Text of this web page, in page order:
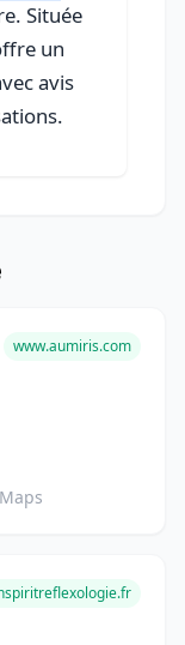
Située
un
avis
www.aumiris.com